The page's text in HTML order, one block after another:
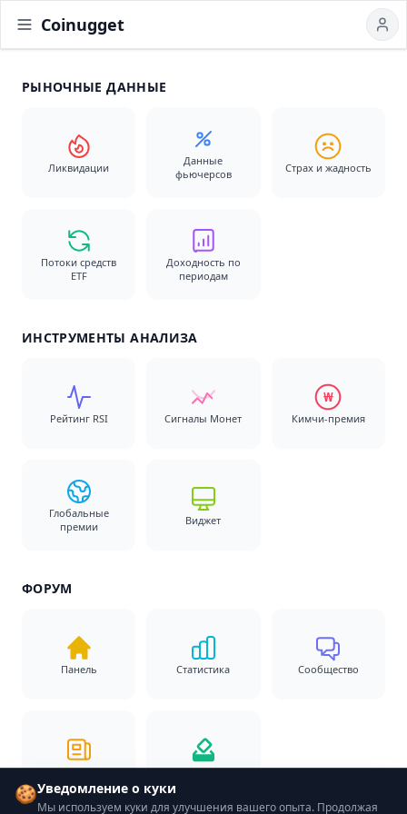
Coinugget
РЫНОЧНЫЕ ДАННЫЕ
Ликвидации
Данные
фьючерсов
Страх и жадность
Потоки средств
ETF
Доходность по
периодам
ИНСТРУМЕНТЫ АНАЛИЗА
Рейтинг RSI Сигналы Монет
₩
Кимчи-премия
Глобальные
премии
Виджет
ФОРУМ
Панель Статистика Сообщество
Новости Опросы
🍪Уведомление о куки
Мы используем куки для улучшения вашего опыта. Продолжая